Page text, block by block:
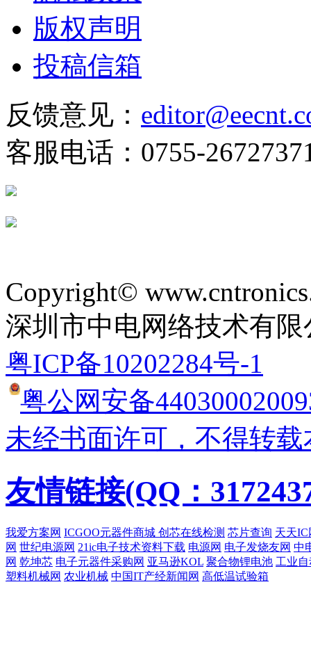
版权声明
投稿信箱
反馈意见：
客服电话：0755-
Copyright©
深圳市中电网络技术有
粤ICP备10202284号-1
粤公网安备
未经书面许可，不得转
友情链接(QQ：
我爱方案网 ICGOO元器件商城 创芯在线检测 芯片查询 天天IC
网 世纪电源网 21ic电子技术资料下载 电源网 电子发烧友网 中
网 乾坤芯 电子元器件采购网 亚马逊KOL 聚合物锂电池 工业
塑料机械网 农业机械 中国IT产经新闻网 高低温试验箱